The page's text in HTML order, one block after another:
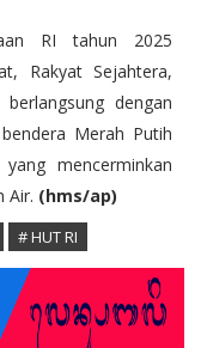
RI tahun 2025
Rakyat Sejahtera,
dengan
Merah Putih
mencerminkan
Air. (hms/ap)
# HUT RI